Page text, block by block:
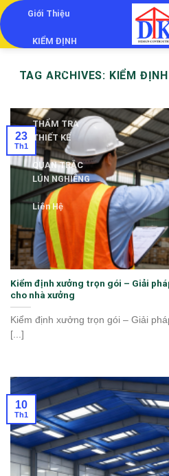
Skip
to
content
Giới Thiệu
KIỂM ĐỊNH
KIỂM ĐỊNH
CHẤT LƯỢNG
THẨM TRA
THIẾT KẾ
QUAN TRẮC
LÚN NGHIÊNG
Liên Hệ
TAG ARCHIVES: KIỂM
Kiểm định xưởng trọn gói – Giải
cho nhà xưởng
Kiểm định xưởng trọn gói – Giải
[...]
23
Th1
10
Th1